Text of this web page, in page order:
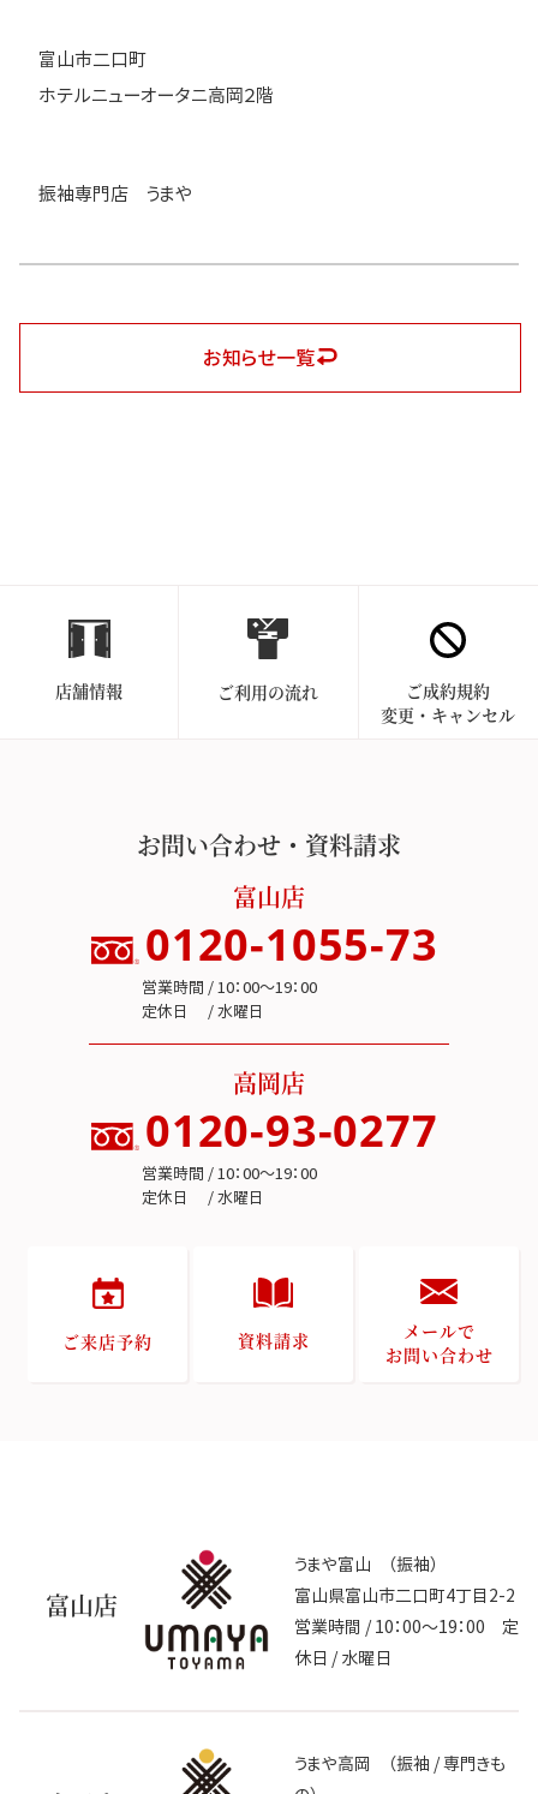
富山市二口町
ホテルニューオータニ高岡２階
振袖専門店 うまや
お知らせ一覧
店舗情報 ご利用の流れ
ご成約規約
変更・キャンセル
お問い合わせ・資料請求
富山店
0120-1055-73
営業時間 / 10：00～19：00
定休日 / 水曜日
高岡店
0120-93-0277
営業時間 / 10：00～19：00
定休日 / 水曜日
ご来店予約 資料請求
メールで
お問い合わせ
富山店
うまや富山 （振袖）
富山県富山市二口町4丁目2-2
営業時間 / 10：00～19：00 定
休日 / 水曜日
うまや高岡 （振袖 / 専門きも